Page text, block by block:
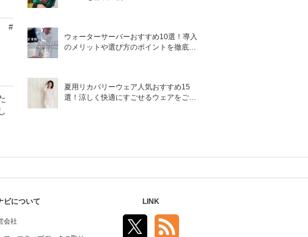
#
ウォーターサーバーおすすめ10選！導入
のメリットや選び方のポイントを徹底解
夏用リカバリーウェア人気おすすめ15
選！涼しく快適にすごせるウェアをご紹
ビについて
会社
LINK